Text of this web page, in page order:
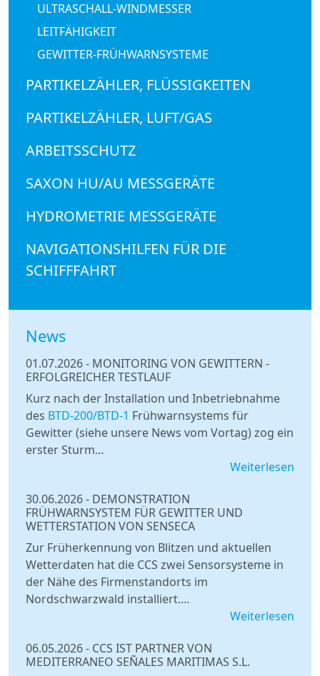
ULTRASCHALL-WINDMESSER
LEITFÄHIGKEIT
GEWITTER-FRÜHWARNSYSTEME
PARTIKELZÄHLER, FLÜSSIGKEITEN
PARTIKELZÄHLER, LUFT/GAS
ARBEITSSCHUTZ
SAXON HU/AU MESSGERÄTE
HYDROMETRIE MESSGERÄTE
NAVIGATIONSHILFEN FÜR DIE
SCHIFFFAHRT
News
01.07.2026- MONITORING VON GEWITTERN -
ERFOLGREICHER TESTLAUF
Kurz nach der Installation und Inbetriebnahme
des BTD-200/BTD-1 Frühwarnsystems für
Gewitter (siehe unsere News vom Vortag) zog ein
erster Sturm…
Weiterlesen
30.06.2026- DEMONSTRATION
FRÜHWARNSYSTEM FÜR GEWITTER UND
WETTERSTATION VON SENSECA
Zur Früherkennung von Blitzen und aktuellen
Wetterdaten hat die CCS zwei Sensorsysteme in
der Nähe des Firmenstandorts im
Nordschwarzwald installiert.…
Weiterlesen
06.05.2026- CCS IST PARTNER VON
MEDITERRANEO SEÑALES MARITIMAS S.L.